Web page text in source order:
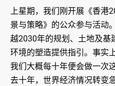
上星期，我们刚开展《香港
景与策略》的公众参与活动
越2030年的规划、土地及基
环境的塑造提供指引。事实
我们大概每十年便会做一次
去十年，世界经济情况转变